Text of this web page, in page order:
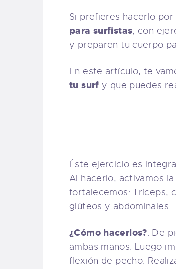
Si prefieres hacerlo por
para surfistas, con
y preparen tu cuerpo
En este artículo, te
tu surf y que puedes
Éste ejercicio es
Al hacerlo, activamos
fortalecemos: Tríceps,
glúteos y abdominales.
¿Cómo hacerlos?: De
ambas manos. Luego
flexión de pecho.